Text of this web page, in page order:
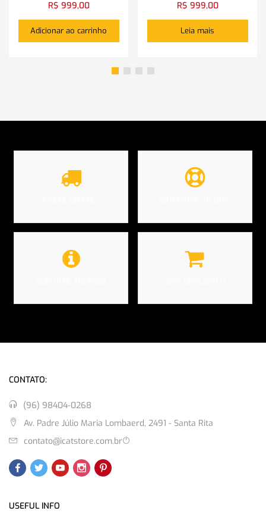
R$ 999,00
Adicionar ao carrinho
R$ 999,00
Leia mais
CONTATO:
(96) 98404-0268
Av. Padre Júlio Maria Lombaerd, 2491 - Santa Rita
contato@icatstore.com.br
USEFUL INFO